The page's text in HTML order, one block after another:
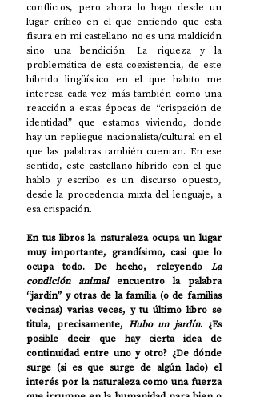
conflictos, pero ahora lo hago desde un
lugar crítico en el que entiendo que esta
fisura en mi castellano no es una maldición
sino una bendición. La riqueza y la
problemática de esta coexistencia, de este
híbrido lingüístico en el que habito me
interesa cada vez más también como una
reacción a estas épocas de “crispación de
identidad” que estamos viviendo, donde
hay un repliegue nacionalista/cultural en el
que las palabras también cuentan. En ese
sentido, este castellano híbrido con el que
hablo y escribo es un discurso opuesto,
desde la procedencia mixta del lenguaje, a
esa crispación.
En tus libros la naturaleza ocupa un lugar
muy importante, grandísimo, casi que lo
ocupa todo. De hecho, releyendo La
condición animal encuentro la palabra
“jardín” y otras de la familia (o de familias
vecinas) varias veces, y tu último libro se
titula, precisamente, Hubo un jardín. ¿Es
posible decir que hay cierta idea de
continuidad entre uno y otro? ¿De dónde
surge (si es que surge de algún lado) el
interés por la naturaleza como una fuerza